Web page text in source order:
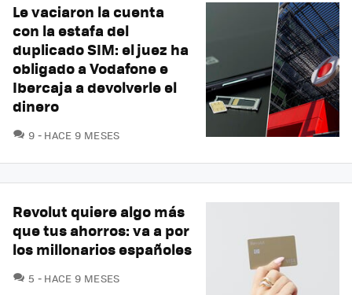
Le vaciaron la cuenta
con la estafa del
duplicado SIM: el juez ha
obligado a Vodafone e
Ibercaja a devolverle el
dinero
9 COMENTARIOS
HACE 9 MESES
Revolut quiere algo más
que tus ahorros: va a por
los millonarios españoles
5 COMENTARIOS
HACE 9 MESES